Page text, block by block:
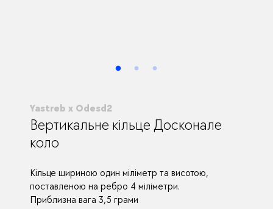
Yastreb x Odesd2
Вертикальне кільце Досконале
коло
Кільце шириною один міліметр та висотою,
поставленою на ребро 4 міліметри.
Приблизна вага 3,5 грами